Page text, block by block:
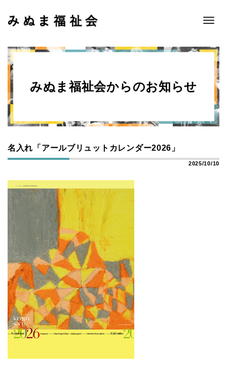
Toggle
みぬま福祉会からのお知らせ
名入れ「アールブリュットカレンダー2026」
2025/10/10